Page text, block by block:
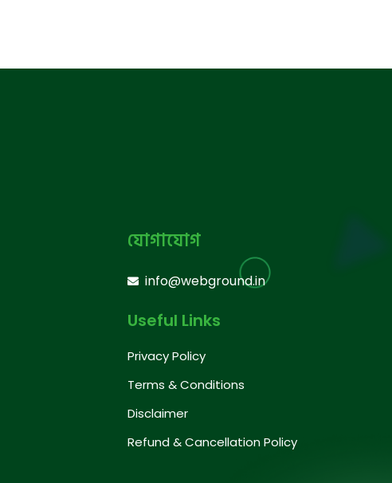
যোগাযোগ
info@webground.in
Useful Links
Privacy Policy
Terms & Conditions
Disclaimer
Refund & Cancellation Policy